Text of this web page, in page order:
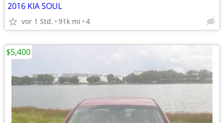
2016 KIA SOUL
vor 1 Std. 91k mi 4
$5,400